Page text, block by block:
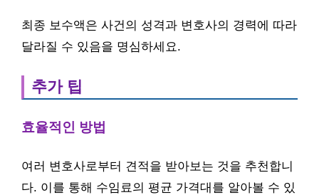
최종 보수액은 사건의 성격과 변호사의 경력에 따라
달라질 수 있음을 명심하세요.
추가 팁
효율적인 방법
여러 변호사로부터 견적을 받아보는 것을 추천합니
다. 이를 통해 수임료의 평균 가격대를 알아볼 수 있